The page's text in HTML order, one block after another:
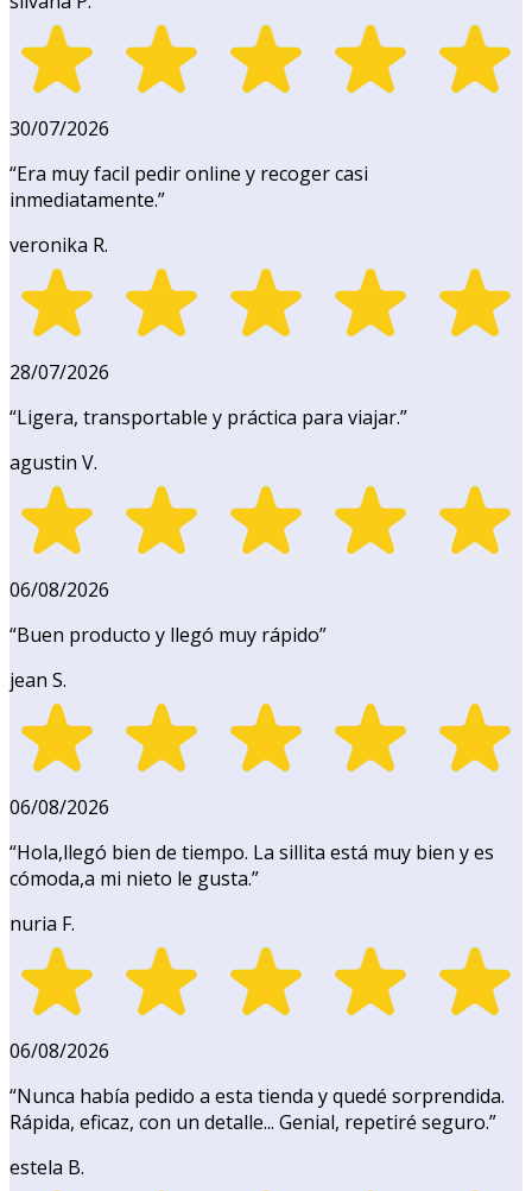
30/07/2026
“Era muy facil pedir online y recoger casi
inmediatamente.”
veronika R.
28/07/2026
“Ligera, transportable y práctica para viajar.”
agustin V.
06/08/2026
“Buen producto y llegó muy rápido”
jean S.
06/08/2026
“Hola,llegó bien de tiempo. La sillita está muy bien y es
cómoda,a mi nieto le gusta.”
nuria F.
06/08/2026
“Nunca había pedido a esta tienda y quedé sorprendida.
Rápida, eficaz, con un detalle... Genial, repetiré seguro.”
estela B.